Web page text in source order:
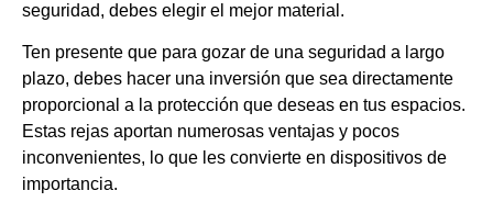
seguridad, debes elegir el mejor material.
Ten presente que para gozar de una seguridad a largo
plazo, debes hacer una inversión que sea directamente
proporcional a la protección que deseas en tus espacios.
Estas rejas aportan numerosas ventajas y pocos
inconvenientes, lo que les convierte en dispositivos de
importancia.